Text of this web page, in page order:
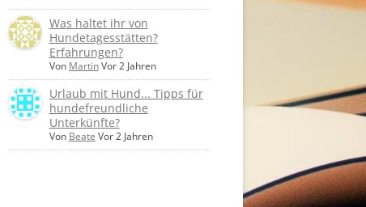
Was haltet ihr von
Hundetagesstätten?
Erfahrungen?
Von MartinVor 2 Jahren
Urlaub mit Hund... Tipps für
hundefreundliche
Unterkünfte?
Von Beate Vor 2 Jahren